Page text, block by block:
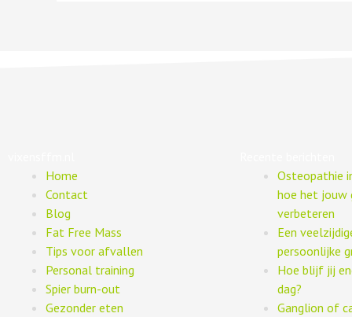
Home
Contact
Blog
Fat Free Mass
Tips voor afvallen
Personal training
Spier burn-out
Gezonder eten
Osteopathie
hoe het jouw
verbeteren
Een
persoonlijke
Hoe blijf jij
dag?
Ganglion of